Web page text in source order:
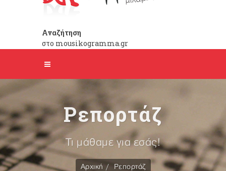
Αναζήτηση
στο mousikogramma.gr
Ρεπορτάζ
Τι μάθαμε για εσάς!
Αρχική Ρεπορτάζ